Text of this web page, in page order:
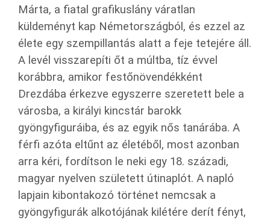
Márta, a fiatal grafikuslány váratlan
küldeményt kap Németországból, és ezzel az
élete egy szempillantás alatt a feje tetejére áll.
A levél visszarepíti őt a múltba, tíz évvel
korábbra, amikor festőnövendékként
Drezdába érkezve egyszerre szeretett bele a
városba, a királyi kincstár barokk
gyöngyfiguráiba, és az egyik nős tanárába. A
férfi azóta eltűnt az életéből, most azonban
arra kéri, fordítson le neki egy 18. századi,
magyar nyelven született útinaplót. A napló
lapjain kibontakozó történet nemcsak a
gyöngyfigurák alkotójának kilétére derít fényt,